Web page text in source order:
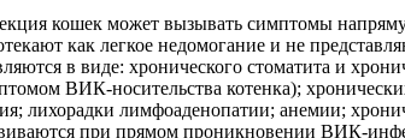
кошек может вызывать симптомы
как легкое недомогание и не
в виде: хронического стоматита и
ВИК-носительства котенка);
лихорадки лимфоаденопатии; анемии;
при прямом проникновении ВИК-